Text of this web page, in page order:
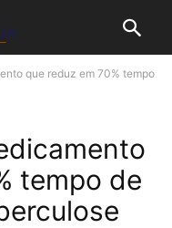
que reduz em 70% tempo
tempo de